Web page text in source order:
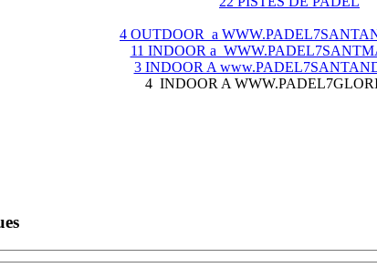
4 OUTDOOR a
11 INDOOR a
3 INDOOR A
4 INDOOR A